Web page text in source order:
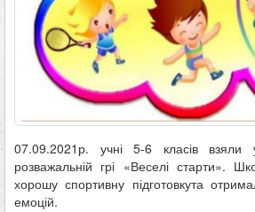
07.09.2021р. учні 5-6 класів взяли
розважальній грі «Веселі старти».
хорошу спортивну підготовкута
емоцій.